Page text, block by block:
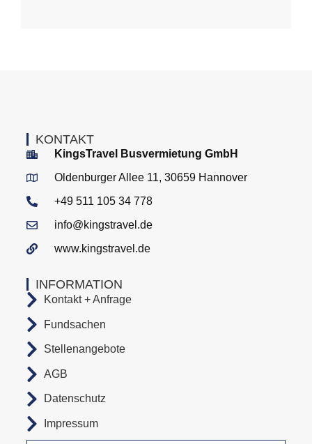
INFORMATION
Kontakt + Anfrage
Fundsachen
Stellenangebote
AGB
Datenschutz
Impressum
KONTAKT
KingsTravel Busvermietung GmbH
Oldenburger Allee 11, 30659 Hannover
+49 511 105 34 778
info@kingstravel.de
www.kingstravel.de